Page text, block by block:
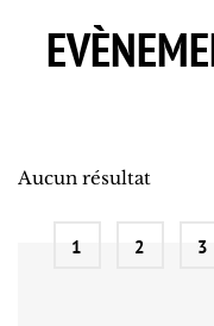
Aucun résultat
1 2 3